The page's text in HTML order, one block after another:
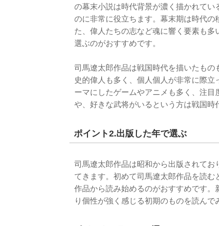
の幕末小説は時代背景が濃く描かれて
のに非常に役立ちます。幕末期は時代
た、偉人たちの志など魂に響く要素も
選ぶのがおすすめです。
司馬遼太郎作品は戦国時代を描いたも
史的偉人も多く、個人個人が非常に際
ーマにしたゲームやアニメも多く、注
や、好きな武将がいるという方は戦国
ポイント2.出版した年で選ぶ
司馬遼太郎作品は昭和から出版されて
てきます。初めて司馬遼太郎作品を読
作品から読み始めるのがおすすめです
り個性が強く感じる初期のものを読ん